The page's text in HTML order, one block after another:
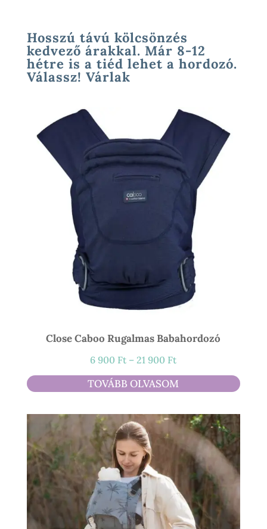
Hosszú távú kölcsönzés
kedvező árakkal. Már 8-12
hétre is a tiéd lehet a hordozó.
Válassz! Várlak
Close Caboo Rugalmas Babahordozó
6 900 Ft – 21 900 FtÁrtartomány:
6
900 Ft
21
900 Ft
TOVÁBB OLVASOM